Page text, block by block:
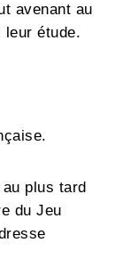
avenant au
leur étude.
au plus tard
duJeu